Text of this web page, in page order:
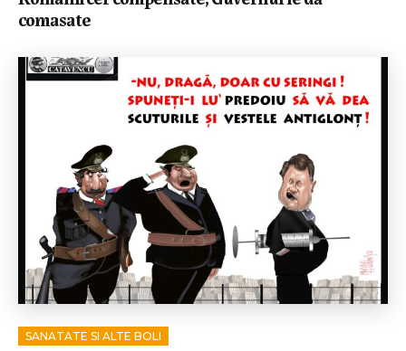
comasate
SANATATE SI ALTE BOLI